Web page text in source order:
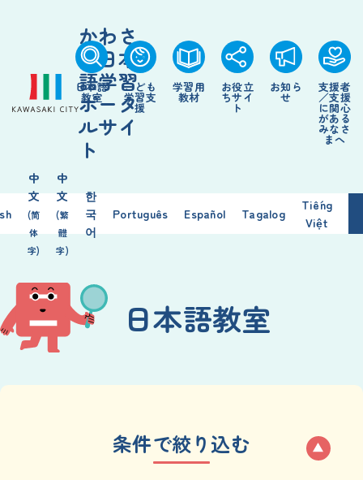
かわさ
き日本
語学習
ポータ
ルサイ
ト
日本語
教室
こども
学習支
援
学習用
教材
お役立
ちサイ
ト
お知ら
せ
支援者
／支援
に関心
がある
みなさ
まへ
中
文
(简
体
字)
中
文
(繁
體
字)
한
국
어
Português Español Tagalog
Tiếng
Việt
日本語教室
条件で絞り込む